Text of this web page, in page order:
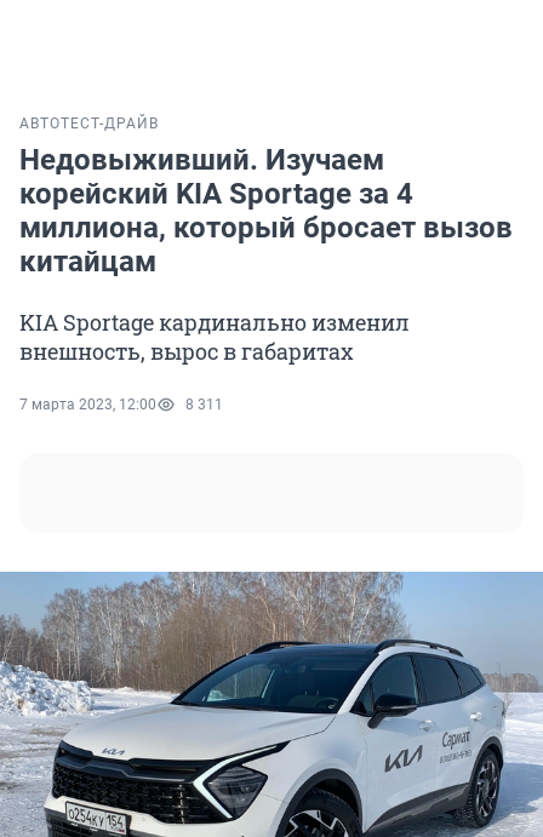
АВТОТЕСТ-ДРАЙВ
Недовыживший. Изучаем
корейский KIA Sportage за 4
миллиона, который бросает вызов
китайцам
KIA Sportage кардинально изменил
внешность, вырос в габаритах
7 марта 2023, 12:00 8 311